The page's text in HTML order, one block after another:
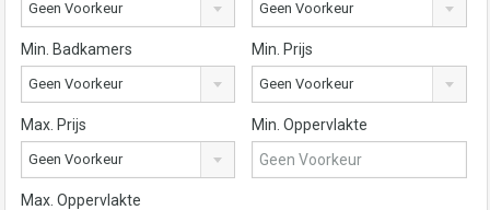
Geen Voorkeur Geen Voorkeur
Min. Badkamers
Geen Voorkeur
Min. Prijs
Geen Voorkeur
Max. Prijs
Geen Voorkeur
Min. Oppervlakte
Max. Oppervlakte